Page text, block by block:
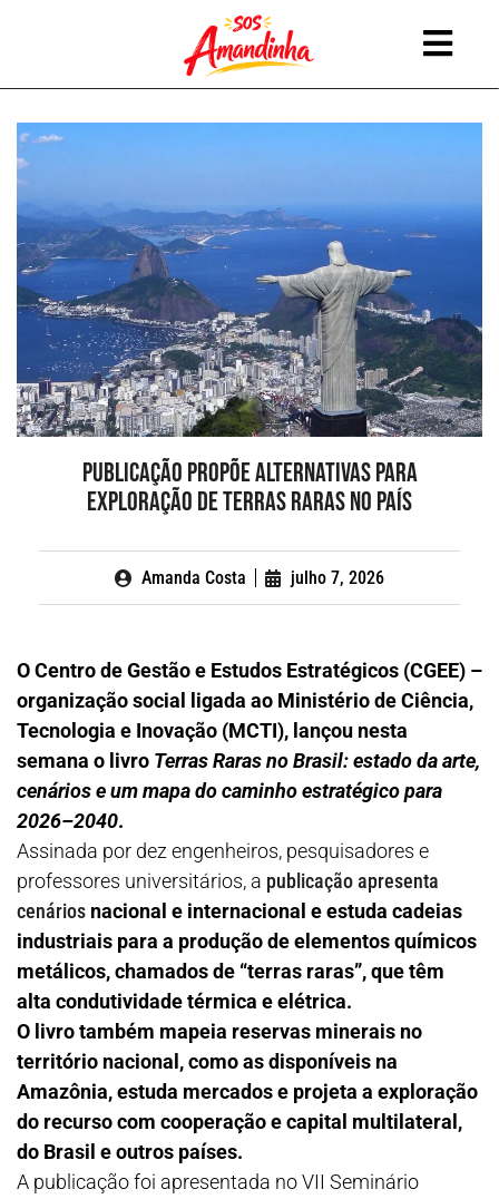
conteúdo
Publicação propõe alternativas para
exploração de terras raras no país
Amanda Costa julho 7, 2026
O Centro de Gestão e Estudos Estratégicos (CGEE) –
organização social ligada ao Ministério de Ciência,
Tecnologia e Inovação (MCTI), lançou nesta
semana o livro Terras Raras no Brasil: estado da arte,
cenários e um mapa do caminho estratégico para
2026–2040.
Assinada por dez engenheiros, pesquisadores e
professores universitários, a publicação apresenta
cenários nacional e internacional e estuda cadeias
industriais para a produção de elementos químicos
metálicos, chamados de “terras raras”, que têm
alta condutividade térmica e elétrica.
O livro também mapeia reservas minerais no
território nacional, como as disponíveis na
Amazônia, estuda mercados e projeta a exploração
do recurso com cooperação e capital multilateral,
do Brasil e outros países.
A publicação foi apresentada no VII Seminário